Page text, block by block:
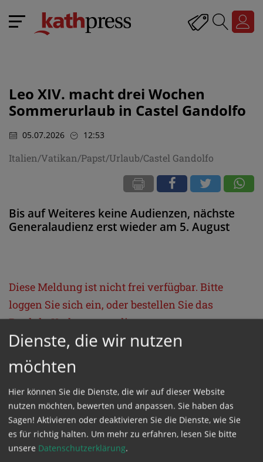
Leo XIV. macht drei Wochen
Sommerurlaub in Castel Gandolfo
05.07.2026 12:53
Italien/Vatikan/Papst/Urlaub/Castel Gandolfo
Bis auf Weiteres keine Audienzen, nächste
Generalaudienz erst wieder am 5. August
Diese Meldung ist nicht frei verfügbar. Bitte
loggen Sie sich ein, oder bestellen Sie das
ProduktKathpress_online.
GESCHÜTZTER BEREICH
Bitte melden Sie sich mit Ihrem Benutzernamen
und Passwort an.
Benutzername
Dienste, die wir nutzen
möchten
Hier können Sie die Dienste, die wir auf dieser Website
nutzen möchten, bewerten und anpassen. Sie haben das
Sagen! Aktivieren oder deaktivieren Sie die Dienste, wie Sie
es für richtig halten. Um mehr zu erfahren, lesen Sie bitte
unsere Datenschutzerklärung.